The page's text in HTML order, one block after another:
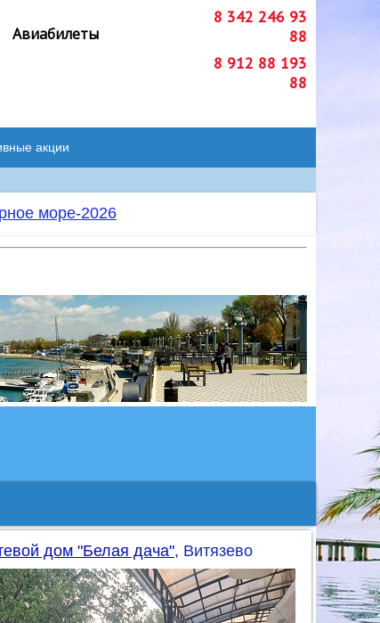
Авиабилеты
8 342 246 93
88
8 912 88 193
88
акции
море-2026
дом "Белая дача", Витязево